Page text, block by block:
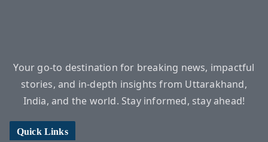
Your go-to destination for breaking news, impactful
stories, and in-depth insights from Uttarakhand,
India, and the world. Stay informed, stay ahead!
Quick Links